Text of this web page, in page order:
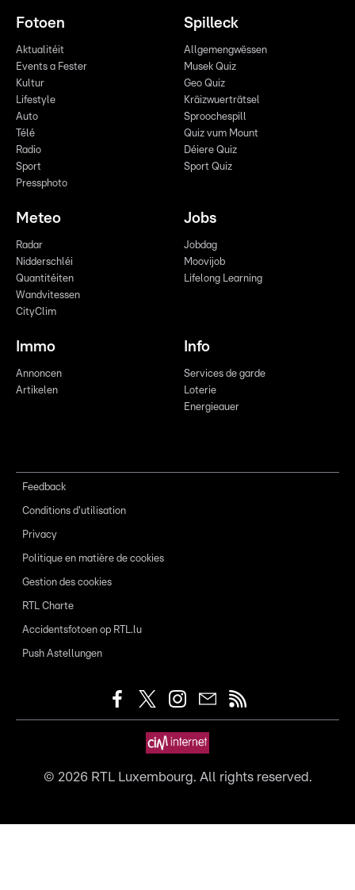
Fotoen
Aktualitéit
Events a Fester
Kultur
Lifestyle
Auto
Télé
Radio
Sport
Pressphoto
Spilleck
Allgemengwëssen
Musek Quiz
Geo Quiz
Kräizwuerträtsel
Sproochespill
Quiz vum Mount
Déiere Quiz
Sport Quiz
Meteo
Radar
Nidderschléi
Quantitéiten
Wandvitessen
CityClim
Jobs
Jobdag
Moovijob
Lifelong Learning
Immo
Annoncen
Artikelen
Info
Services de garde
Loterie
Energieauer
Feedback
Conditions d'utilisation
Privacy
Politique en matière de cookies
Gestion des cookies
RTL Charte
Accidentsfotoen op RTL.lu
Push Astellungen
© 2026RTL Luxembourg. All rights reserved.